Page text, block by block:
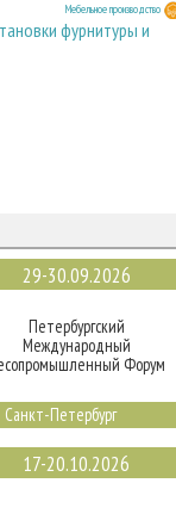
Мебельное производство
фурнитуры и
29-30.09.2026
Петербургский
Международный
Форум
Санкт-Петербург
17-20.10.2026